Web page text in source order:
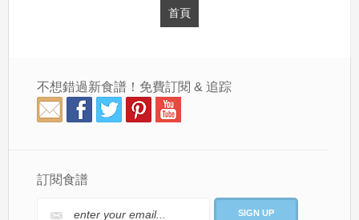
首頁
不想錯過新食譜！免費訂閱 & 追踪
訂閱食譜